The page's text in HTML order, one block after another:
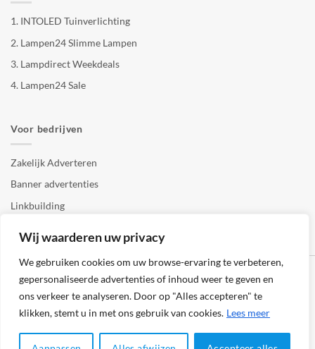
Wij waarderen uw privacy
We gebruiken cookies om uw browse-ervaring te verbeteren,
gepersonaliseerde advertenties of inhoud weer te geven en
ons verkeer te analyseren. Door op "Alles accepteren" te
klikken, stemt u in met ons gebruik van cookies. Lees meer
1. INTOLED Tuinverlichting
2. Lampen24 Slimme Lampen
3. Lampdirect Weekdeals
4. Lampen24 Sale
Voor bedrijven
Zakelijk Adverteren
Banner advertenties
Linkbuilding